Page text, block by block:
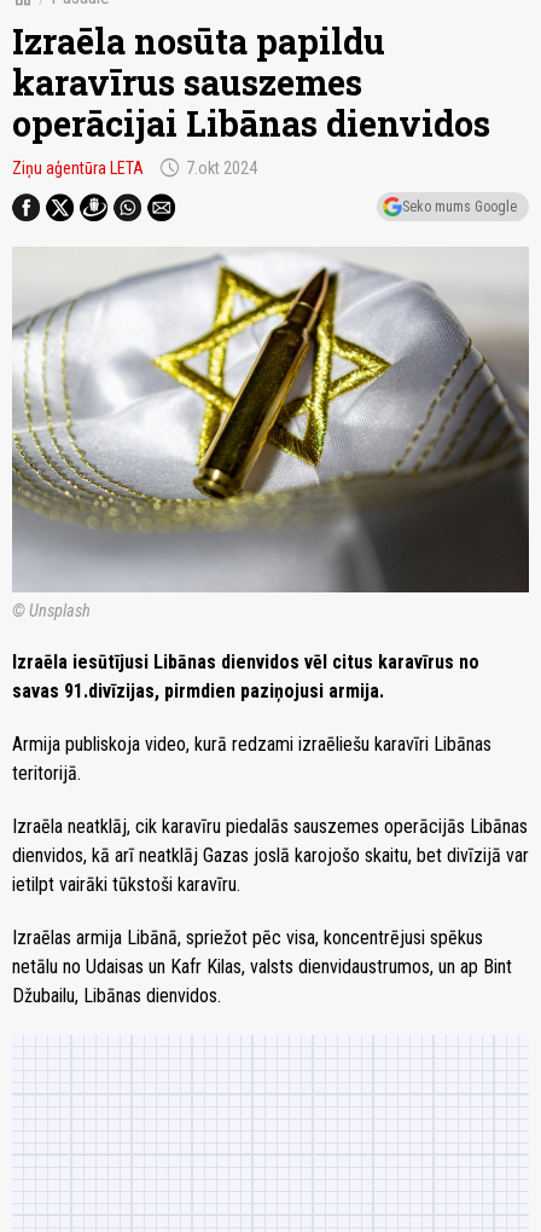
Izraēla nosūta papildu
karavīrus sauszemes
operācijai Libānas dienvidos
Ziņu aģentūra LETA schedule 7.okt 2024
Seko mums Google
© Unsplash
Izraēla iesūtījusi Libānas dienvidos vēl citus karavīrus no
savas 91.divīzijas, pirmdien paziņojusi armija.
Armija publiskoja video, kurā redzami izraēliešu karavīri Libānas
teritorijā.
Izraēla neatklāj, cik karavīru piedalās sauszemes operācijās Libānas
dienvidos, kā arī neatklāj Gazas joslā karojošo skaitu, bet divīzijā var
ietilpt vairāki tūkstoši karavīru.
Izraēlas armija Libānā, spriežot pēc visa, koncentrējusi spēkus
netālu no Udaisas un Kafr Kilas, valsts dienvidaustrumos, un ap Bint
Džubailu, Libānas dienvidos.